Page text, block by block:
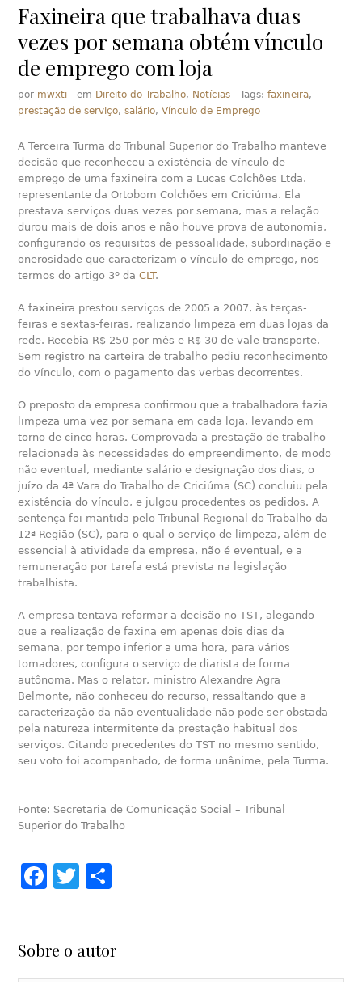
Faxineira que trabalhava duas
vezes por semana obtém vínculo
de emprego com loja
por mwxti em Direito do Trabalho, Notícias Tags:faxineira,
prestação de serviço,salário,Vínculo de Emprego
A Terceira Turma do Tribunal Superior do Trabalho manteve
decisão que reconheceu a existência de vínculo de
emprego de uma faxineira com a Lucas Colchões Ltda.
representante da Ortobom Colchões em Criciúma. Ela
prestava serviços duas vezes por semana, mas a relação
durou mais de dois anos e não houve prova de autonomia,
configurando os requisitos de pessoalidade, subordinação e
onerosidade que caracterizam o vínculo de emprego, nos
termos do artigo 3º daCLT.
A faxineira prestou serviços de 2005 a 2007, às terças-
feiras e sextas-feiras, realizando limpeza em duas lojas da
rede. Recebia R$ 250 por mês e R$ 30 de vale transporte.
Sem registro na carteira de trabalho pediu reconhecimento
do vínculo, com o pagamento das verbas decorrentes.
O preposto da empresa confirmou que a trabalhadora fazia
limpeza uma vez por semana em cada loja, levando em
torno de cinco horas. Comprovada a prestação de trabalho
relacionada às necessidades do empreendimento, de modo
não eventual, mediante salário e designação dos dias, o
juízo da 4ª Vara do Trabalho de Criciúma (SC) concluiu pela
existência do vínculo, e julgou procedentes os pedidos. A
sentença foi mantida pelo Tribunal Regional do Trabalho da
12ª Região (SC), para o qual o serviço de limpeza, além de
essencial à atividade da empresa, não é eventual, e a
remuneração por tarefa está prevista na legislação
trabalhista.
A empresa tentava reformar a decisão no TST, alegando
que a realização de faxina em apenas dois dias da
semana, por tempo inferior a uma hora, para vários
tomadores, configura o serviço de diarista de forma
autônoma. Mas o relator, ministro Alexandre Agra
Belmonte, não conheceu do recurso, ressaltando que a
caracterização da não eventualidade não pode ser obstada
pela natureza intermitente da prestação habitual dos
serviços. Citando precedentes do TST no mesmo sentido,
seu voto foi acompanhado, de forma unânime, pela Turma.
Fonte: Secretaria de Comunicação Social – Tribunal
Superior do Trabalho
Facebook
Twitter
Sobre o autor